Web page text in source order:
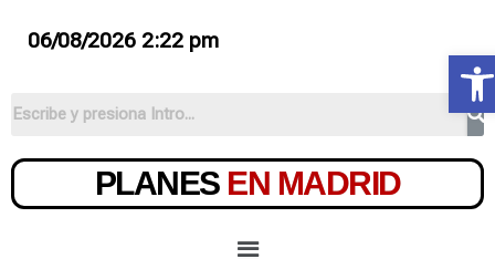
06/08/2026 2:22 pm
PLANES EN MADRID